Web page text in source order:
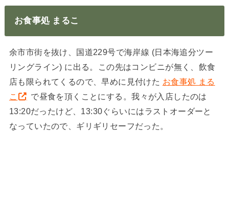
お食事処 まるこ
余市市街を抜け、国道229号で海岸線 (日本海追分ツー
リングライン) に出る。この先はコンビニが無く、飲食
店も限られてくるので、早めに見付けた お食事処 まる
こ
で昼食を頂くことにする。我々が入店したのは
13:20だったけど、13:30ぐらいにはラストオーダーと
なっていたので、ギリギリセーフだった。